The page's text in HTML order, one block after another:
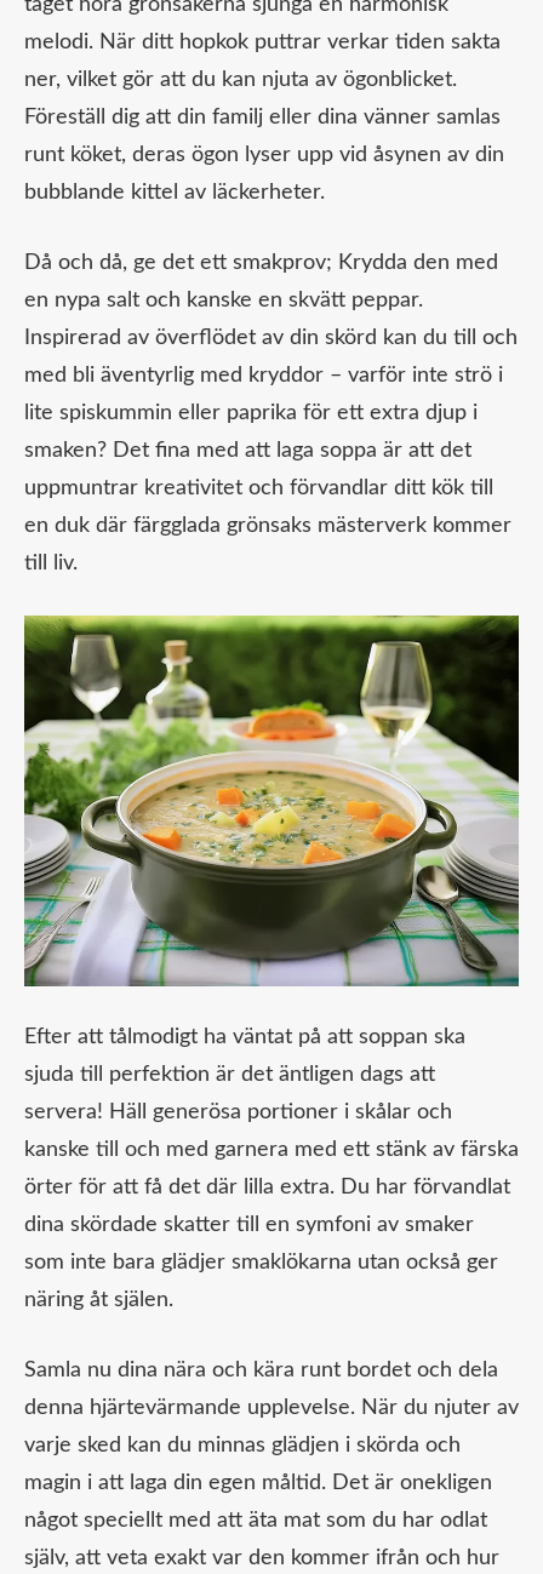
taget höra grönsakerna sjunga en harmonisk
melodi. När ditt hopkok puttrar verkar tiden sakta
ner, vilket gör att du kan njuta av ögonblicket.
Föreställ dig att din familj eller dina vänner samlas
runt köket, deras ögon lyser upp vid åsynen av din
bubblande kittel av läckerheter.
Då och då, ge det ett smakprov; Krydda den med
en nypa salt och kanske en skvätt peppar.
Inspirerad av överflödet av din skörd kan du till och
med bli äventyrlig med kryddor – varför inte strö i
lite spiskummin eller paprika för ett extra djup i
smaken? Det fina med att laga soppa är att det
uppmuntrar kreativitet och förvandlar ditt kök till
en duk där färgglada grönsaks mästerverk kommer
till liv.
Efter att tålmodigt ha väntat på att soppan ska
sjuda till perfektion är det äntligen dags att
servera! Häll generösa portioner i skålar och
kanske till och med garnera med ett stänk av färska
örter för att få det där lilla extra. Du har förvandlat
dina skördade skatter till en symfoni av smaker
som inte bara glädjer smaklökarna utan också ger
näring åt själen.
Samla nu dina nära och kära runt bordet och dela
denna hjärtevärmande upplevelse. När du njuter av
varje sked kan du minnas glädjen i skörda och
magin i att laga din egen måltid. Det är onekligen
något speciellt med att äta mat som du har odlat
själv, att veta exakt var den kommer ifrån och hur